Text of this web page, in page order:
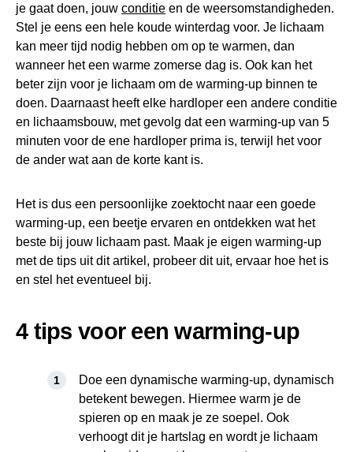
je gaat doen, jouw conditie en de weersomstandigheden.
Stel je eens een hele koude winterdag voor. Je lichaam
kan meer tijd nodig hebben om op te warmen, dan
wanneer het een warme zomerse dag is. Ook kan het
beter zijn voor je lichaam om de warming-up binnen te
doen. Daarnaast heeft elke hardloper een andere conditie
en lichaamsbouw, met gevolg dat een warming-up van 5
minuten voor de ene hardloper prima is, terwijl het voor
de ander wat aan de korte kant is.
Het is dus een persoonlijke zoektocht naar een goede
warming-up, een beetje ervaren en ontdekken wat het
beste bij jouw lichaam past. Maak je eigen warming-up
met de tips uit dit artikel, probeer dit uit, ervaar hoe het is
en stel het eventueel bij.
4 tips voor een warming-up
Doe een dynamische warming-up, dynamisch
betekent bewegen. Hiermee warm je de
spieren op en maak je ze soepel. Ook
verhoogt dit je hartslag en wordt je lichaam